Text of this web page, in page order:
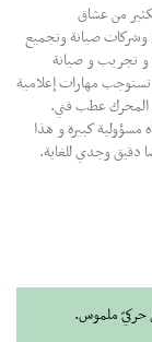
من عشاق
وشركات صيانة وتجميع
و تجريب و صيانة
تستوجب مهارات إعلامية
المحرك عطب فني.
مسؤولية كبيرة و هذا
دقيق وجدي للغاية.
حركيّ ملموس.